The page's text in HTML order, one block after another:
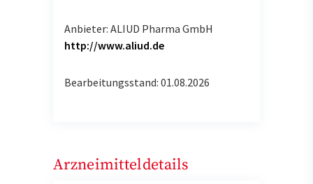
Anbieter: ALIUD Pharma GmbH
http://www.aliud.de
Bearbeitungsstand: 01.08.2026
Arzneimitteldetails